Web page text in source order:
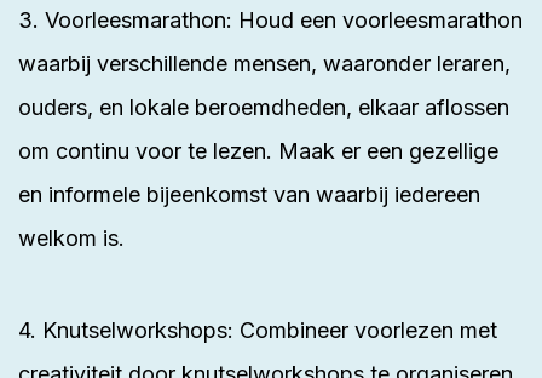
3. Voorleesmarathon: Houd een voorleesmarathon
waarbij verschillende mensen, waaronder leraren,
ouders, en lokale beroemdheden, elkaar aflossen
om continu voor te lezen. Maak er een gezellige
en informele bijeenkomst van waarbij iedereen
welkom is.
4. Knutselworkshops: Combineer voorlezen met